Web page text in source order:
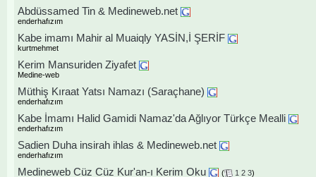
Abdüssamed Tin & Medineweb.net
enderhafızım
Kabe imamı Mahir al Muaiqly YASİN,İ ŞERİF
kurtmehmet
Kerim Mansuriden Ziyafet
Medine-web
Müthiş Kıraat Yatsı Namazı (Saraçhane)
enderhafızım
Kabe İmamı Halid Gamidi Namaz'da Ağlıyor Türkçe Mealli
enderhafızım
Sadien Duha insirah ihlas & Medineweb.net
enderhafızım
Medineweb Cüz Cüz Kur'an-ı Kerim Oku ( 1 2 3)